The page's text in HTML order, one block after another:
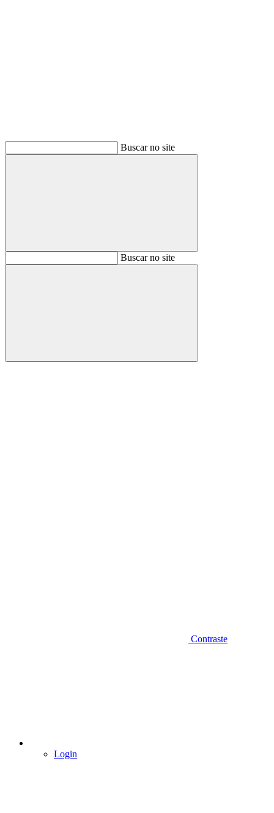
Buscar no site
BuscarBuscar no site
Buscar
Contraste
Login